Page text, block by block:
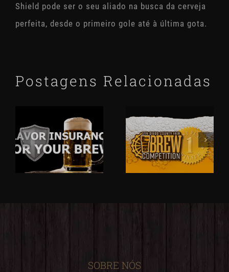
Shield pode ser o seu aliado na busca da cerveja
perfeita, desde o primeiro gole até à última gota.
Postagens Relacionadas
SOBRE NÓS